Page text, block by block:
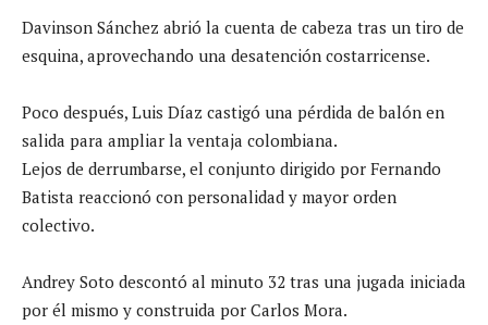
Davinson Sánchez abrió la cuenta de cabeza tras un tiro de
esquina, aprovechando una desatención costarricense.
Poco después, Luis Díaz castigó una pérdida de balón en
salida para ampliar la ventaja colombiana.
Lejos de derrumbarse, el conjunto dirigido por Fernando
Batista reaccionó con personalidad y mayor orden
colectivo.
Andrey Soto descontó al minuto 32 tras una jugada iniciada
por él mismo y construida por Carlos Mora.